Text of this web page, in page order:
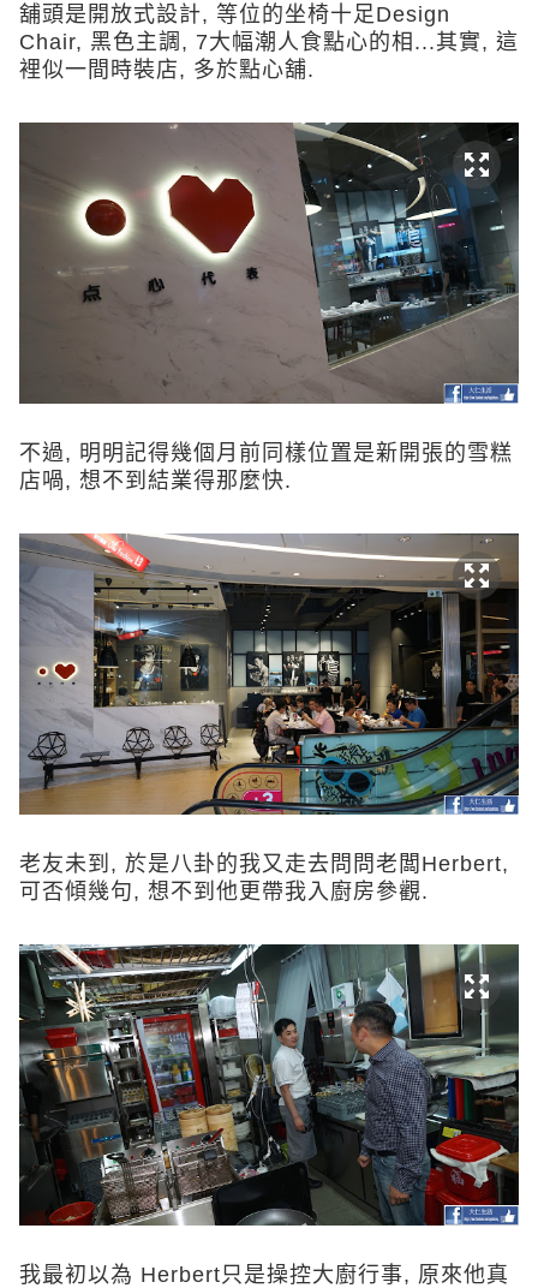
舖頭是開放式設計, 等位的坐椅十足Design
Chair, 黑色主調, 7大幅潮人食點心的相...其實, 這
裡似一間時裝店, 多於點心舖.
不過, 明明記得幾個月前同樣位置是新開張的雪糕
店喎, 想不到結業得那麼快.
老友未到, 於是八卦的我又走去問問老闆Herbert,
可否傾幾句, 想不到他更帶我入廚房參觀.
我最初以為 Herbert只是操控大廚行事, 原來他真